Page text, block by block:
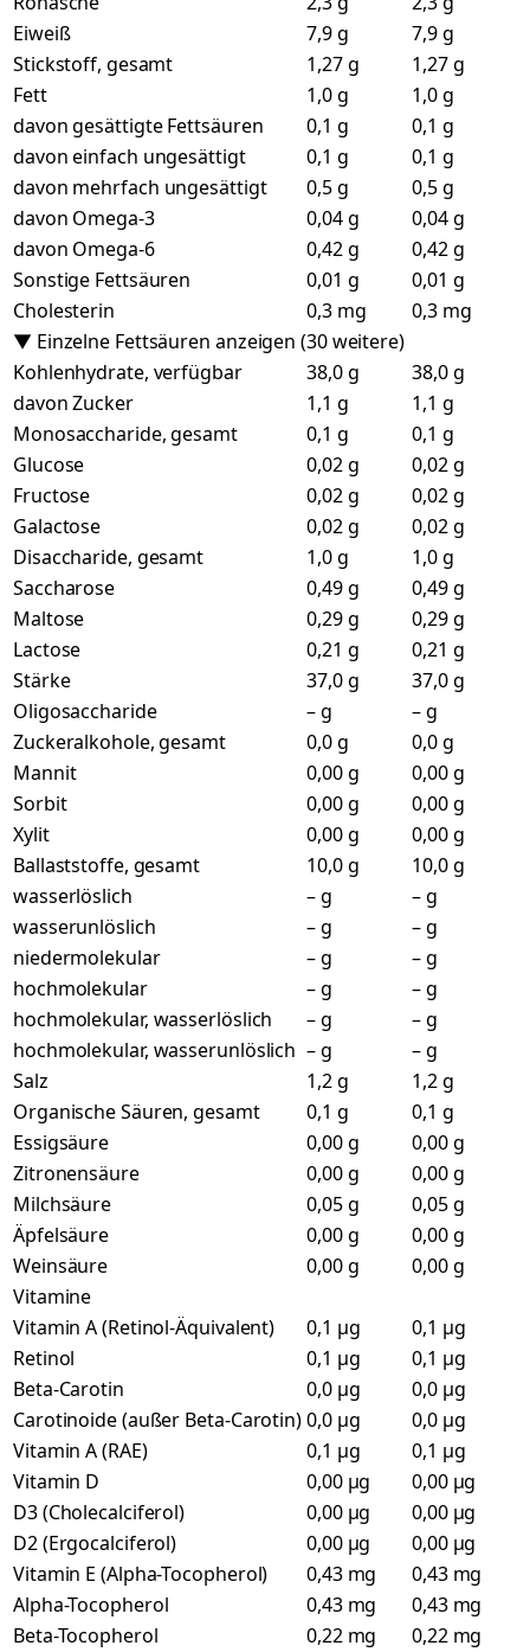
Eiweiß
7,9 g
7,9 g
Stickstoff, gesamt
1,27 g
1,27 g
Fett
1,0 g
1,0 g
davon gesättigte Fettsäuren
0,1 g
0,1 g
davon einfach ungesättigt
0,1 g
0,1 g
davon mehrfach ungesättigt
0,5 g
0,5 g
davon Omega-3
0,04 g
0,04 g
davon Omega-6
0,42 g
0,42 g
Sonstige Fettsäuren
0,01 g
0,01 g
Cholesterin
0,3 mg
0,3 mg
▼ Einzelne Fettsäuren anzeigen (30 weitere)
Kohlenhydrate, verfügbar
38,0 g
38,0 g
davon Zucker
1,1 g
1,1 g
Monosaccharide, gesamt
0,1 g
0,1 g
Glucose
0,02 g
0,02 g
Fructose
0,02 g
0,02 g
Galactose
0,02 g
0,02 g
Disaccharide, gesamt
1,0 g
1,0 g
Saccharose
0,49 g
0,49 g
Maltose
0,29 g
0,29 g
Lactose
0,21 g
0,21 g
Stärke
37,0 g
37,0 g
Oligosaccharide
– g
– g
Zuckeralkohole, gesamt
0,0 g
0,0 g
Mannit
0,00 g
0,00 g
Sorbit
0,00 g
0,00 g
Xylit
0,00 g
0,00 g
Ballaststoffe, gesamt
10,0 g
10,0 g
wasserlöslich
– g
– g
wasserunlöslich
– g
– g
niedermolekular
– g
– g
hochmolekular
– g
– g
hochmolekular, wasserlöslich
– g
– g
hochmolekular, wasserunlöslich – g
– g
Salz
1,2 g
1,2 g
Organische Säuren, gesamt
0,1 g
0,1 g
Essigsäure
0,00 g
0,00 g
Zitronensäure
0,00 g
0,00 g
Milchsäure
0,05 g
0,05 g
Äpfelsäure
0,00 g
0,00 g
Weinsäure
0,00 g
0,00 g
Vitamine
Vitamin A (Retinol-Äquivalent)
0,1 µg
0,1 µg
Retinol
0,1 µg
0,1 µg
Beta-Carotin
0,0 µg
0,0 µg
Carotinoide (außer Beta-Carotin)0,0 µg
0,0 µg
Vitamin A (RAE)
0,1 µg
0,1 µg
Vitamin D
0,00 µg
0,00 µg
D3 (Cholecalciferol)
0,00 µg
0,00 µg
D2 (Ergocalciferol)
0,00 µg
0,00 µg
Vitamin E (Alpha-Tocopherol)
0,43 mg
0,43 mg
Alpha-Tocopherol
0,43 mg
0,43 mg
Beta-Tocopherol
0,22 mg
0,22 mg